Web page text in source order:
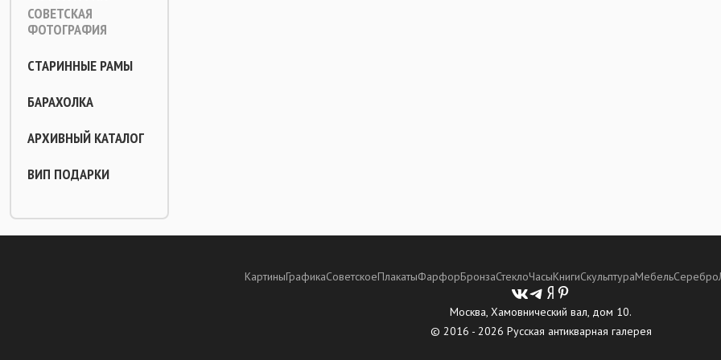
СОВЕТСКАЯ
ФОТОГРАФИЯ
СТАРИННЫЕ РАМЫ
БАРАХОЛКА
АРХИВНЫЙ КАТАЛОГ
ВИП ПОДАРКИ
КартиныГрафикаСоветскоеПлакатыФарфорБронзаСтеклоЧасыКнигиСкульптураМебельСеребро
Москва, Хамовнический вал, дом 10.
© 2016 - 2026 Русская антикварная галерея